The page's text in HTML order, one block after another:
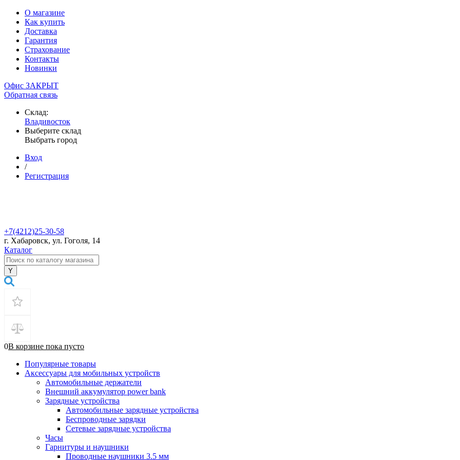
О магазине
Как купить
Доставка
Гарантия
Страхование
Контакты
Новинки
Офис ЗАКРЫТ
Обратная связь
Склад:
Владивосток
Выберите склад
Выбрать город
Вход
/
Регистрация
+7(4212)25-30-58
г. Хабаровск, ул. Гоголя, 14
Каталог
0В корзине пока пусто
Популярные товары
Аксессуары для мобильных устройств
Автомобильные держатели
Внешний аккумулятор power bank
Зарядные устройства
Автомобильные зарядные устройства
Беспроводные зарядки
Сетевые зарядные устройства
Часы
Гарнитуры и наушники
Проводные наушники 3.5 мм